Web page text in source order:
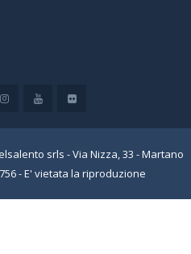
srls - Via Nizza, 33 - Martano
- E' vietata la riproduzione